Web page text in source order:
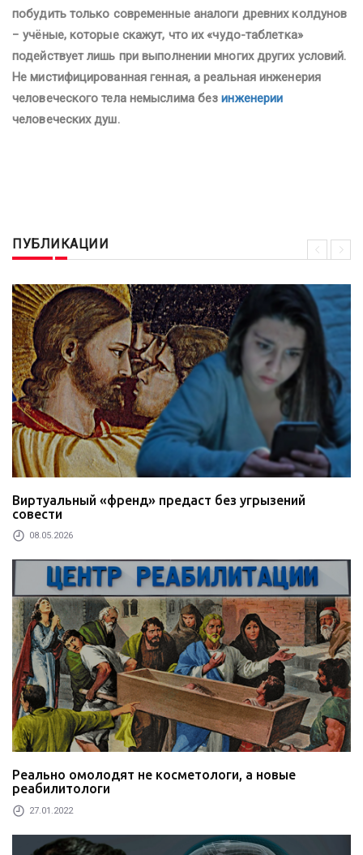
побудить только современные аналоги древних колдунов
− учёные, которые скажут, что их «чудо-таблетка»
подействует лишь при выполнении многих других условий.
Не мистифицированная генная, а реальная инженерия
человеческого тела немыслима безинженерии
человеческих душ.
ПУБЛИКАЦИИ
Виртуальный «френд» предаст без угрызений
совести
08.05.2026
Реально омолодят не косметологи, а новые
реабилитологи
27.01.2022